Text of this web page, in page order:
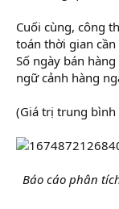
Cuối cùng, công
toán thời gian
Số ngày bán
ngữ cảnh hàng
(Giá trị trung
Báo cáo phân